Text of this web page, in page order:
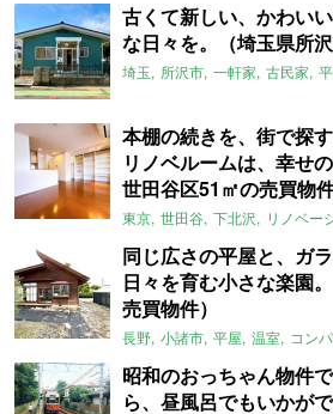
古くて新しい、かわい
な日々を。（埼玉県所
埼玉 所沢市 一軒家 古民家
本棚の続きを、街で探
リノベルームは、幸せ
世田谷区51㎡の売買物
東京 世田谷 下北沢 リノベー
同じ広さの平屋と、ガ
日々を育む小さな楽園
売買物件）
長野 小諸市 平屋 温室 コン
昭和のおっちゃん物件
ら、昼風呂でもいかが